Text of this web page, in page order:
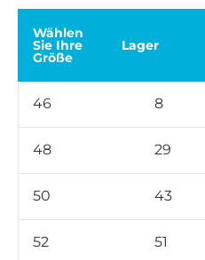
Wählen
Sie Ihre
Größe
Lager
46 8
48 29
50 43
52 51